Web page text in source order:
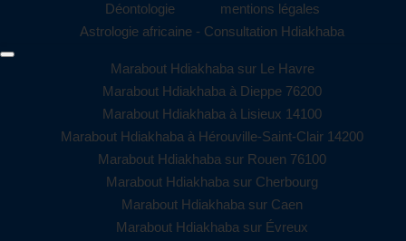
Déontologie
mentions légales
Astrologie africaine - Consultation Hdiakhaba
Marabout Hdiakhaba sur Le Havre
Marabout Hdiakhaba à Dieppe 76200
Marabout Hdiakhaba à Lisieux 14100
Marabout Hdiakhaba à Hérouville-Saint-Clair 14200
Marabout Hdiakhaba sur Rouen 76100
Marabout Hdiakhaba sur Cherbourg
Marabout Hdiakhaba sur Caen
Marabout Hdiakhaba sur Évreux